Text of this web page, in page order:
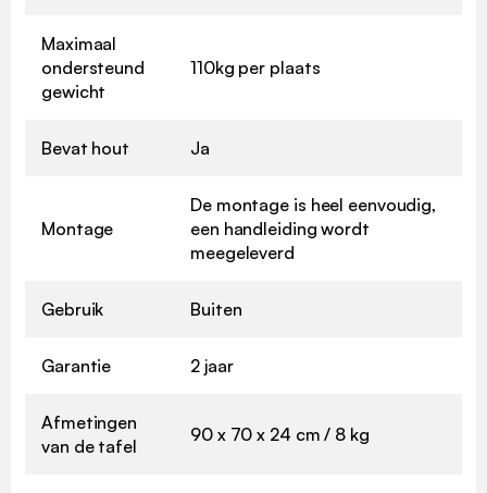
Maximaal
ondersteund
gewicht
110kg per plaats
Bevat hout Ja
Montage
De montage is heel eenvoudig,
een handleiding wordt
meegeleverd
Gebruik Buiten
Garantie 2 jaar
Afmetingen
van de tafel
90 x 70 x 24 cm / 8 kg